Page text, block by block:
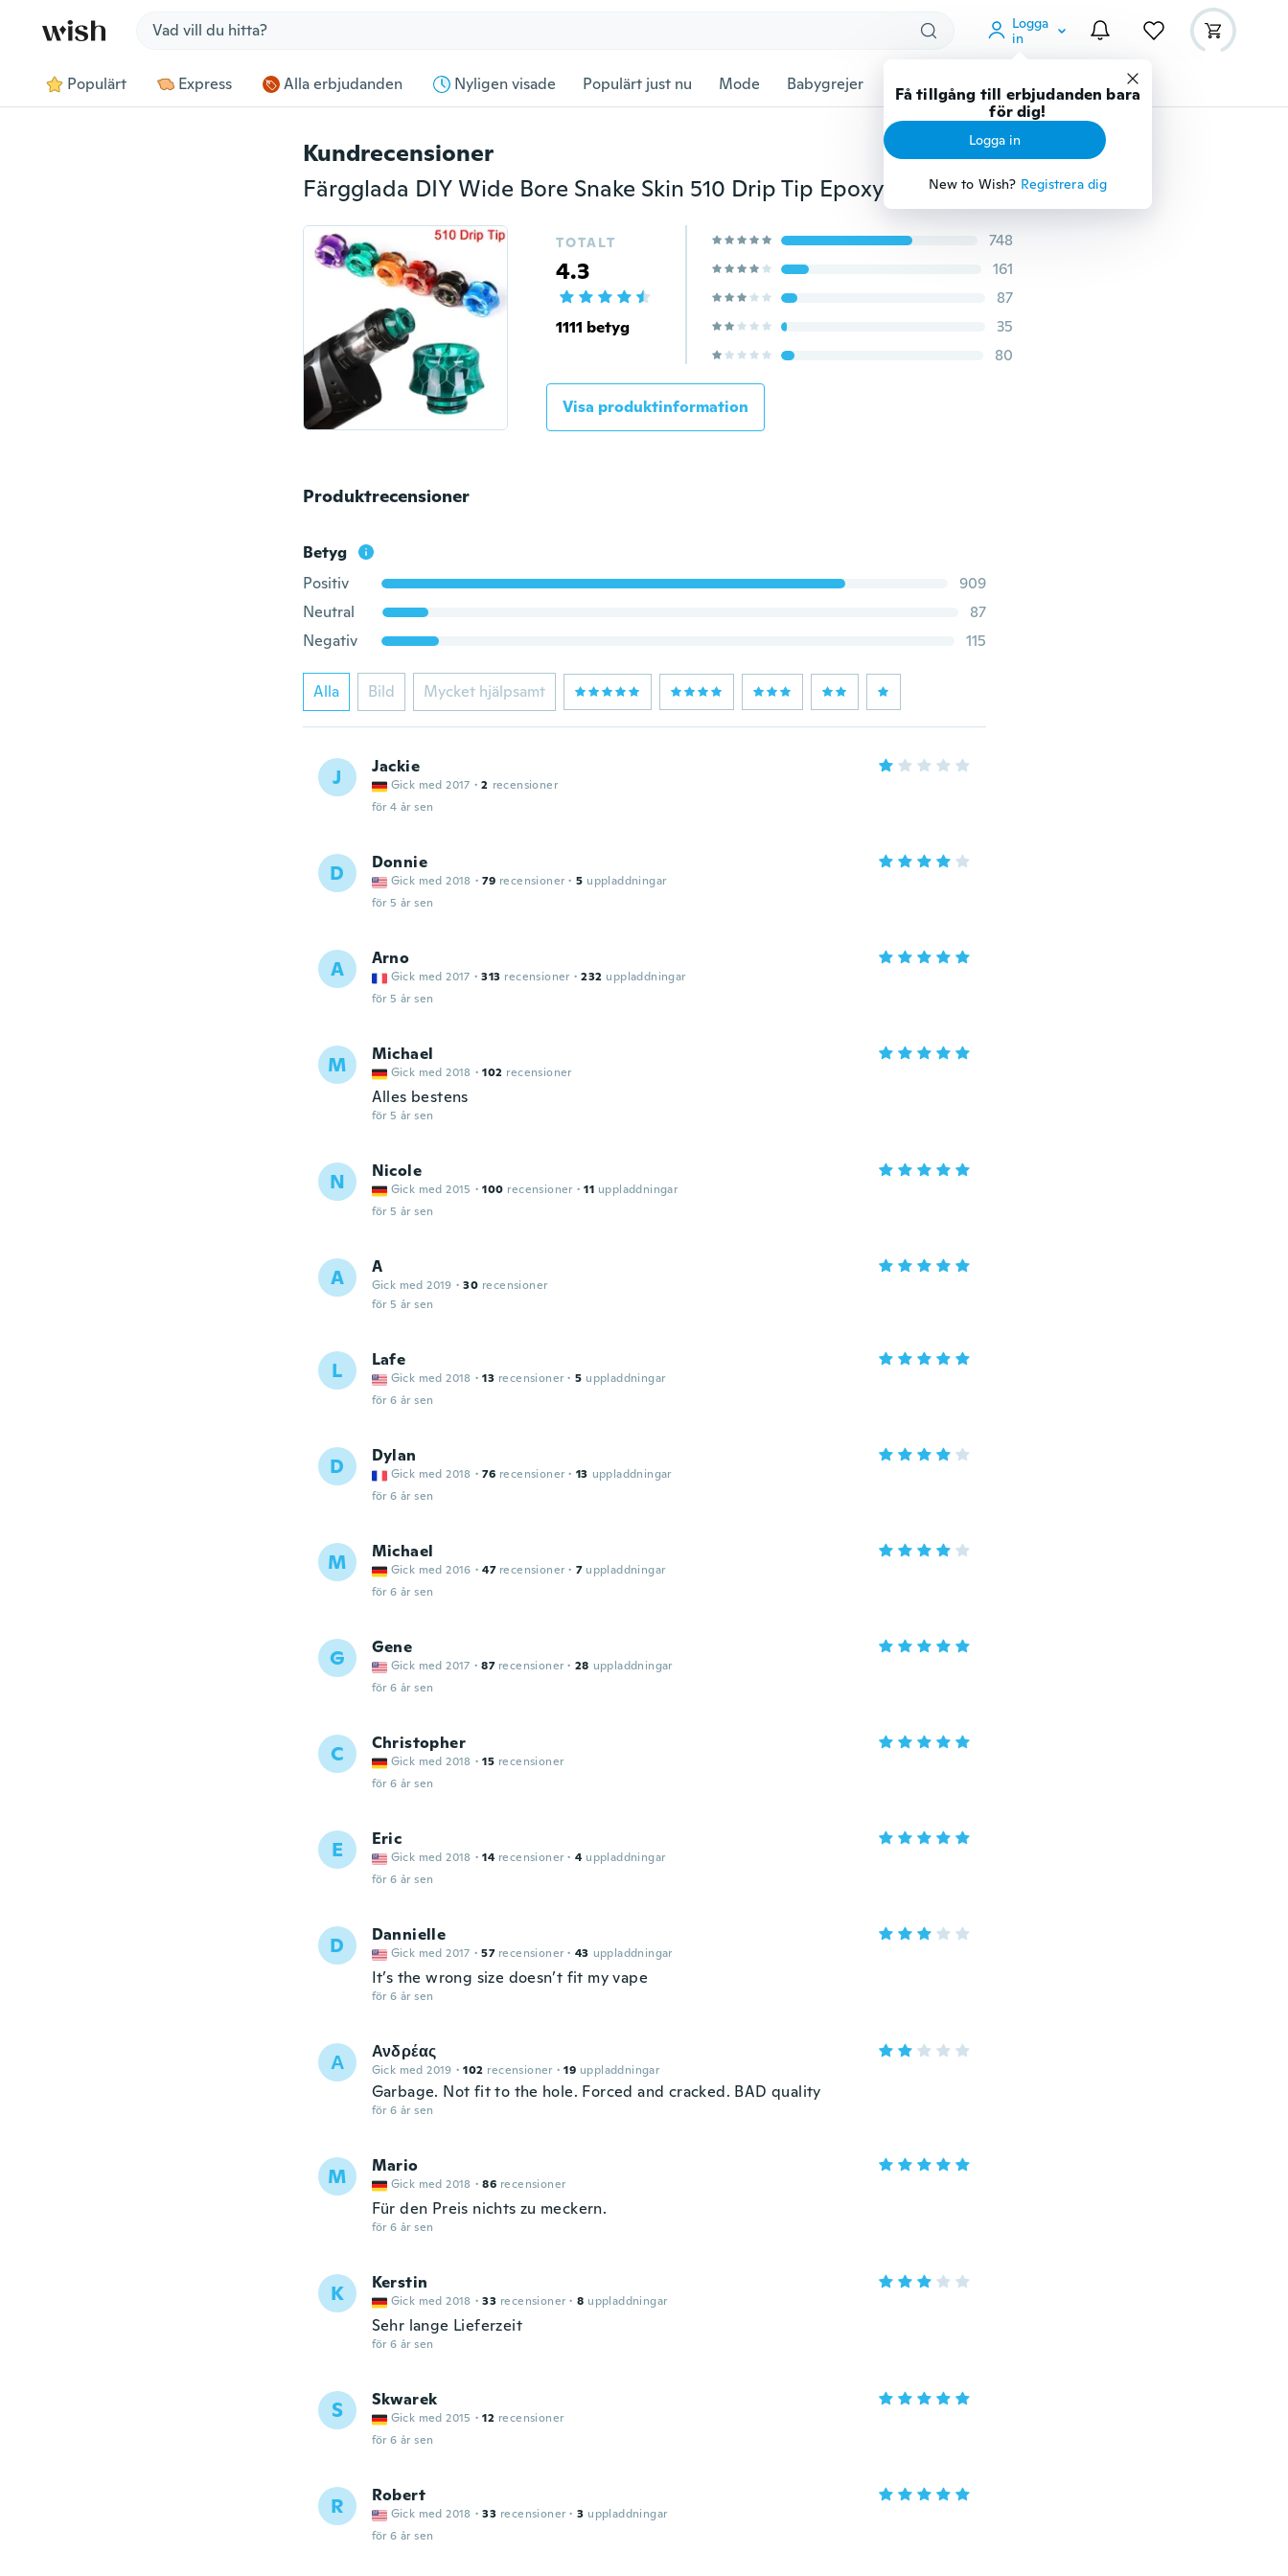
Logga
in
Få tillgång till erbjudanden bara
för dig!
Logga in
New to Wish? Registrera dig
Populärt Express Alla erbjudanden Nyligen visade Populärt just nu Mode Babygrejer Djurtillbehör Teknikprylar Mer
Kundrecensioner
Färgglada DIY Wide Bore Snake Skin 510 Drip Tip Epoxy Resin Munstycke
TOTALT
4.3
1111 betyg
748
161
87
35
80
Visa produktinformation
Produktrecensioner
Betyg
Positiv
909
Neutral
87
Negativ
115
Alla Bild Mycket hjälpsamt
J Jackie
Gick med 2017 · 2 recensioner
för 4 år sen
D Donnie
Gick med 2018 · 79 recensioner · 5 uppladdningar
för 5 år sen
A Arno
Gick med 2017 · 313 recensioner · 232 uppladdningar
för 5 år sen
M Michael
Gick med 2018 · 102 recensioner
Alles bestens
för 5 år sen
N Nicole
Gick med 2015 · 100 recensioner · 11 uppladdningar
för 5 år sen
A A
Gick med 2019 · 30 recensioner
för 5 år sen
L Lafe
Gick med 2018 · 13 recensioner · 5 uppladdningar
för 6 år sen
D Dylan
Gick med 2018 · 76 recensioner · 13 uppladdningar
för 6 år sen
M Michael
Gick med 2016 · 47 recensioner · 7 uppladdningar
för 6 år sen
G Gene
Gick med 2017 · 87 recensioner · 28 uppladdningar
för 6 år sen
C Christopher
Gick med 2018 · 15 recensioner
för 6 år sen
E Eric
Gick med 2018 · 14 recensioner · 4 uppladdningar
för 6 år sen
D Dannielle
Gick med 2017 · 57 recensioner · 43 uppladdningar
It’s the wrong size doesn’t fit my vape
för 6 år sen
Α Ανδρέας
Gick med 2019 · 102 recensioner · 19 uppladdningar
Garbage. Not fit to the hole. Forced and cracked. BAD quality
för 6 år sen
M Mario
Gick med 2018 · 86 recensioner
Für den Preis nichts zu meckern.
för 6 år sen
K Kerstin
Gick med 2018 · 33 recensioner · 8 uppladdningar
Sehr lange Lieferzeit
för 6 år sen
S Skwarek
Gick med 2015 · 12 recensioner
för 6 år sen
R Robert
Gick med 2018 · 33 recensioner · 3 uppladdningar
för 6 år sen